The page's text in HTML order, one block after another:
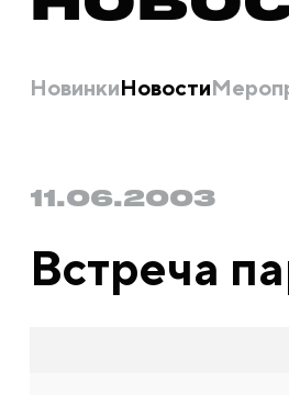
НовинкиНовости
11.06.2003
Встреча